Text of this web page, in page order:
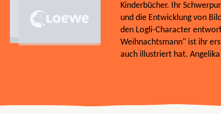
Kinderbücher. Ihr
und die Entwicklung von
den Logli-Character
Weihnachtsmann" ist ihr
auch illustriert hat.